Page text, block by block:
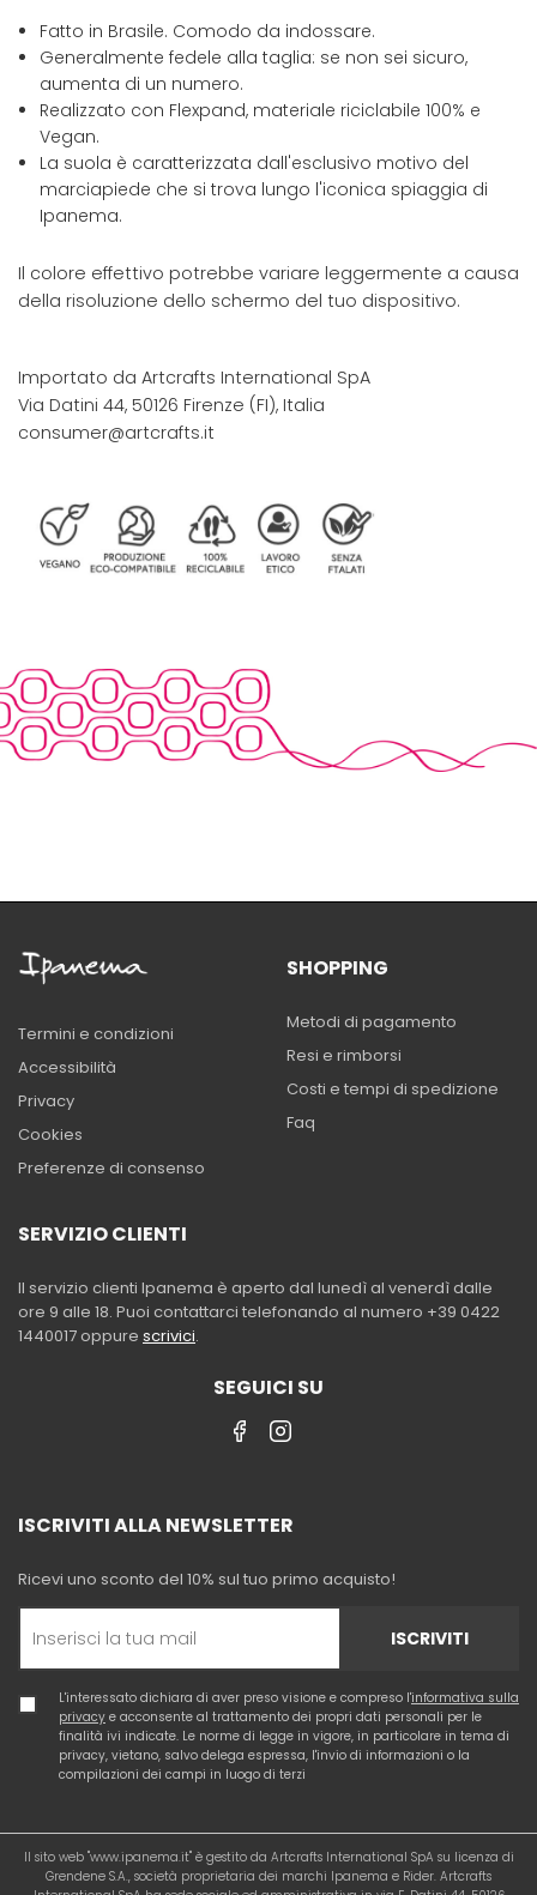
Fatto in Brasile. Comodo da indossare.
Generalmente fedele alla taglia: se non sei sicuro,
aumenta di un numero.
Realizzato con Flexpand, materiale riciclabile 100% e
Vegan.
La suola è caratterizzata dall'esclusivo motivo del
marciapiede che si trova lungo l'iconica spiaggia di
Ipanema.
Il colore effettivo potrebbe variare leggermente a causa
della risoluzione dello schermo del tuo dispositivo.
Importato da Artcrafts International SpA
Via Datini 44, 50126 Firenze (FI), Italia
consumer@artcrafts.it
Termini e condizioni
Accessibilità
Privacy
Cookies
Preferenze di consenso
SHOPPING
Metodi di pagamento
Resi e rimborsi
Costi e tempi di spedizione
Faq
SERVIZIO CLIENTI
Il servizio clienti Ipanema è aperto dal lunedì al venerdì dalle
ore 9 alle 18. Puoi contattarci telefonando al numero +39 0422
1440017 oppure scrivici.
SEGUICI SU
ISCRIVITI ALLA NEWSLETTER
Ricevi uno sconto del 10% sul tuo primo acquisto!
ISCRIVITI
L'interessato dichiara di aver preso visione e compreso l'informativa sulla
privacy e acconsente al trattamento dei propri dati personali per le
finalità ivi indicate. Le norme di legge in vigore, in particolare in tema di
privacy, vietano, salvo delega espressa, l'invio di informazioni o la
compilazioni dei campi in luogo di terzi
Il sito web "www.ipanema.it" è gestito da Artcrafts International SpA su licenza di
Grendene S.A., società proprietaria dei marchi Ipanema e Rider. Artcrafts